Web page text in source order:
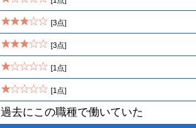
[3点]
[3点]
[1点]
[1点]
過去にこの職種で働いていた